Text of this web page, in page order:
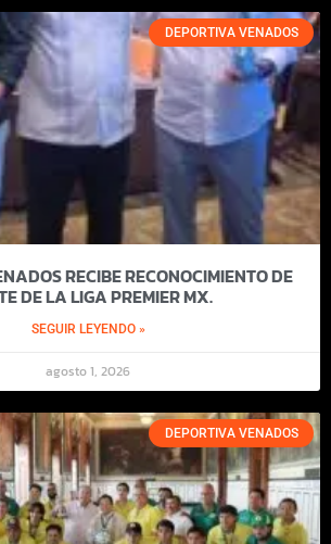
DEPORTIVA VENADOS
RECIBE RECONOCIMIENTO DE
DE LA LIGA PREMIER MX.
SEGUIR LEYENDO »
agosto 1, 2026
DEPORTIVA VENADOS